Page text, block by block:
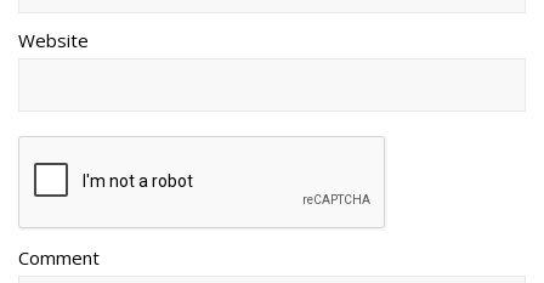
Website
Comment